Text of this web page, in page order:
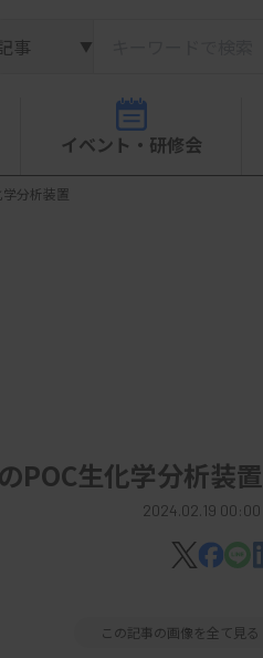
▼
イベント・研修会
分析装置
POC生化学分析装置
2024.02.19 00:00
この記事の画像を全て見る